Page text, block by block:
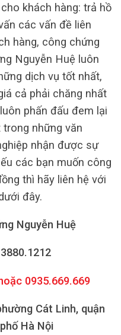
khách hàng: trả hồ
các vấn đề liên
hàng, công chứng
Nguyễn Huệ luôn
dịch vụ tốt nhất,
cả phải chăng nhất
phấn đấu đem lại
những văn
nhận được sự
các bạn muốn công
thì hãy liên hệ với
đây.
Nguyễn Huệ
0935.669.669
Cát Linh, quận
Hà Nội